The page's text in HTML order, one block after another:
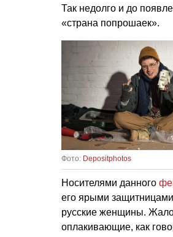
Так недолго и до
«страна попрошаек».
Фото: Depositphotos
Носителями данного
его ярыми
русские женщины.
оплакивающие, как